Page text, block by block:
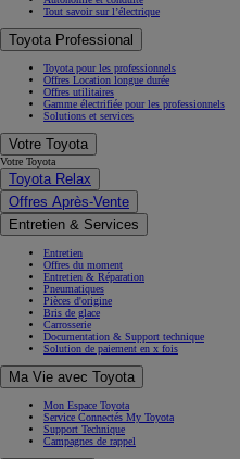
Tout savoir sur l’électrique
Toyota Professional
Toyota pour les professionnels
Offres Location longue durée
Offres utilitaires
Gamme électrifiée pour les professionnels
Solutions et services
Votre Toyota
Votre Toyota
Toyota Relax
Offres Après-Vente
Entretien & Services
Entretien
Offres du moment
Entretien & Réparation
Pneumatiques
Pièces d'origine
Bris de glace
Carrosserie
Documentation & Support technique
Solution de paiement en x fois
Ma Vie avec Toyota
Mon Espace Toyota
Service Connectés My Toyota
Support Technique
Campagnes de rappel